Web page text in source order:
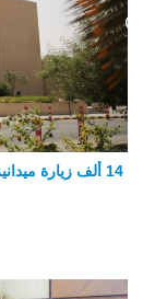
14 ألف زيارة ميدانية لتعزيز السلامة والالتزام بكود البناء في الأحساء